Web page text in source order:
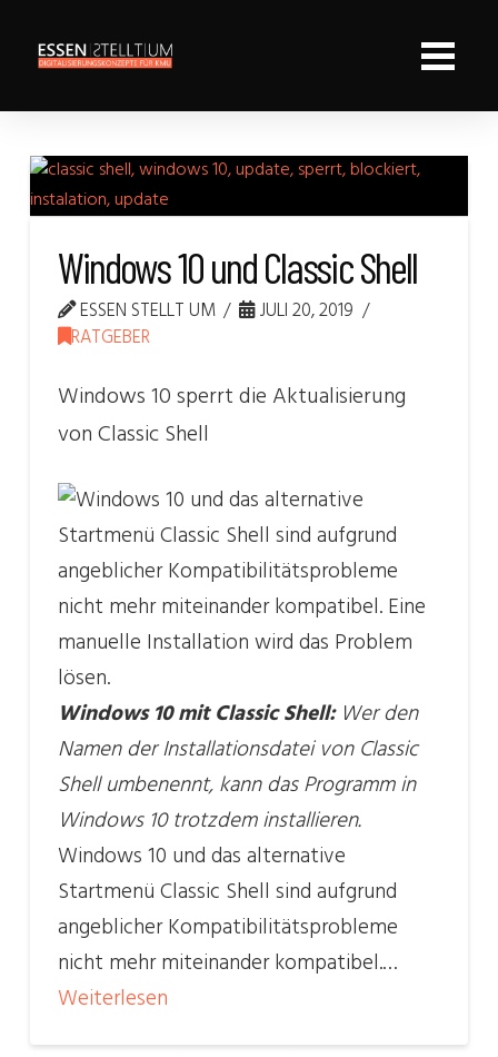
Windows 10 und Classic Shell
ESSEN STELLT UM
JULI 20, 2019
RATGEBER
Windows 10 sperrt die Aktualisierung
von Classic Shell
Windows 10 mit Classic Shell: Wer den
Namen der Installationsdatei von Classic
Shell umbenennt, kann das Programm in
Windows 10 trotzdem installieren.
Windows 10 und das alternative
Startmenü Classic Shell sind aufgrund
angeblicher Kompatibilitätsprobleme
nicht mehr miteinander kompatibel.…
Weiterlesen